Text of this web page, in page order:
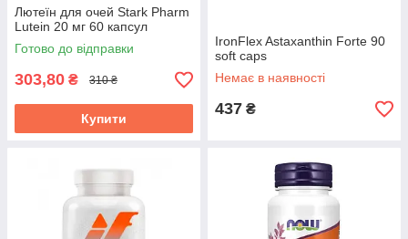
Лютеїн для очей Stark Pharm
Lutein 20 мг 60 капсул
Готово до відправки
303,80 ₴ 310 ₴
Купити
IronFlex Astaxanthin Forte 90
soft caps
Немає в наявності
437 ₴